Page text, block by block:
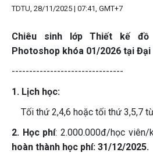
TDTU, 28/11/2025 | 07:41, GMT+7
Chiêu sinh lớp Thiết kế
Photoshop khóa 01/2026 tại
--------------------------------
1. Lịch học:
Tối thứ 2,4,6 hoặc tối thứ 3,5,7
2. Học phí: 2.000.000đ/học viên/
hoàn thành học phí: 31/12/2025.